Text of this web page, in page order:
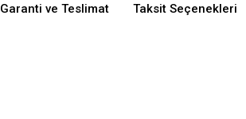
Garanti ve Teslimat Taksit Seçenekleri